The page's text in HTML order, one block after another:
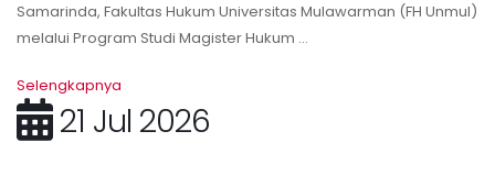
Samarinda, Fakultas Hukum Universitas Mulawarman (FH Unmul)
melalui Program Studi Magister Hukum ...
Selengkapnya
21 Jul 2026